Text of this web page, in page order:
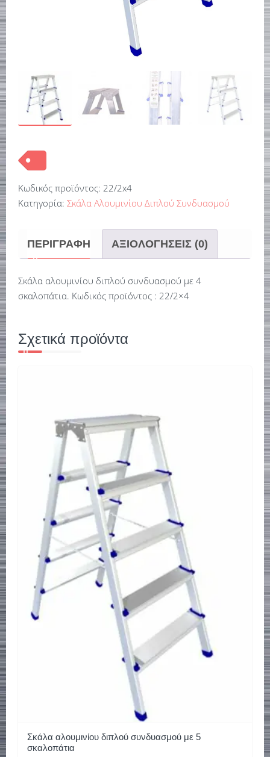
Κωδικός προϊόντος: 22/2x4
Κατηγορία: Σκάλα Αλουμινίου Διπλού Συνδυασμού
ΠΕΡΙΓΡΑΦΉ ΑΞΙΟΛΟΓΉΣΕΙΣ (0)
Σκάλα αλουμινίου διπλού συνδυασμού με 4
σκαλοπάτια. Κωδικός προϊόντος : 22/2×4
Σχετικά προϊόντα
Σκάλα αλουμινίου διπλού συνδυασμού με 5
σκαλοπάτια